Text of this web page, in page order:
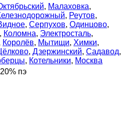
, Малаховка,
, Реутов,
, Серпухов, Одинцово,
, Коломна, Электросталь,
Королёв, Мытищи, Химки,
, Дзержинский, Садавод,
, Котельники, Москва
пэ